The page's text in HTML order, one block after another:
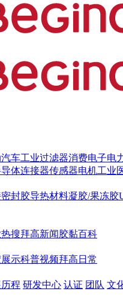
车工业过滤器消费电子电
体连接器传感器电机工业
封胶导热材料凝胶/果冻胶
搜拜高新闻胶黏百科
示科普视频拜高日常
程 研发中心 认证 团队 文